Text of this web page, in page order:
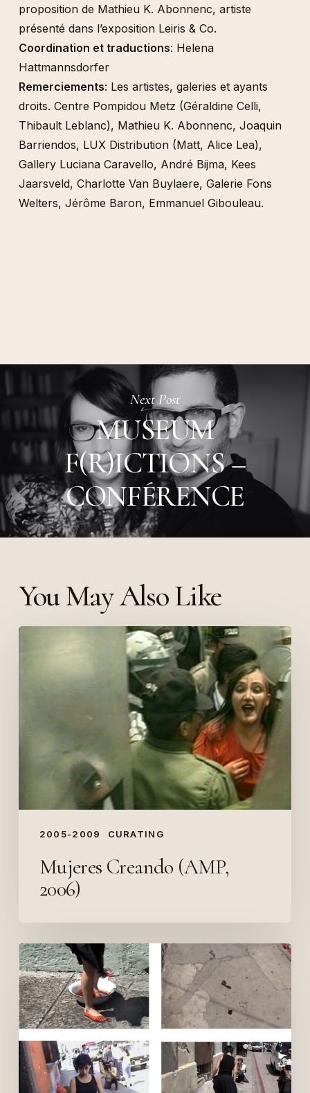
proposition de Mathieu K. Abonnenc, artiste
présenté dans l’exposition Leiris & Co.
Coordination et traductions: Helena
Hattmannsdorfer
Remerciements: Les artistes, galeries et ayants
droits. Centre Pompidou Metz (Géraldine Celli,
Thibault Leblanc), Mathieu K. Abonnenc, Joaquin
Barriendos, LUX Distribution (Matt, Alice Lea),
Gallery Luciana Caravello, André Bijma, Kees
Jaarsveld, Charlotte Van Buylaere, Galerie Fons
Welters, Jérôme Baron, Emmanuel Gibouleau.
Next Post
MUSEUM
F(R)ICTIONS –
CONFÉRENCE
You May Also Like
2005-2009 CURATING
Creando
Mujeres Creando (AMP,
2006)
The
New
Mestiza
(Les
Abattoirs,
Toulouse,
2014)